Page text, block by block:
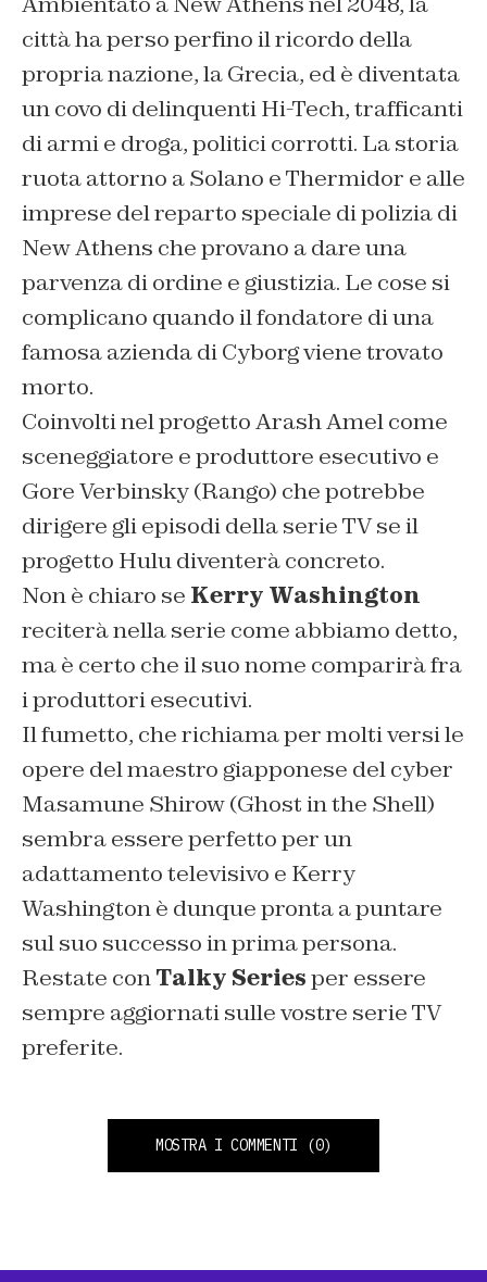
città ha perso perfino il ricordo della
propria nazione, la Grecia, ed è diventata
un covo di delinquenti Hi-Tech, trafficanti
di armi e droga, politici corrotti. La storia
ruota attorno a Solano e Thermidor e alle
imprese del reparto speciale di polizia di
New Athens che provano a dare una
parvenza di ordine e giustizia. Le cose si
complicano quando il fondatore di una
famosa azienda di Cyborg viene trovato
morto.
Coinvolti nel progetto Arash Amel come
sceneggiatore e produttore esecutivo e
Gore Verbinsky (Rango) che potrebbe
dirigere gli episodi della serie TV se il
progetto Hulu diventerà concreto.
Non è chiaro se Kerry Washington
reciterà nella serie come abbiamo detto,
ma è certo che il suo nome comparirà fra
i produttori esecutivi.
Il fumetto, che richiama per molti versi le
opere del maestro giapponese del cyber
Masamune Shirow (Ghost in the Shell)
sembra essere perfetto per un
adattamento televisivo e Kerry
Washington è dunque pronta a puntare
sul suo successo in prima persona.
Restate conTalky Seriesper essere
sempre aggiornati sulle vostre serie TV
preferite.
MOSTRA I COMMENTI (0)